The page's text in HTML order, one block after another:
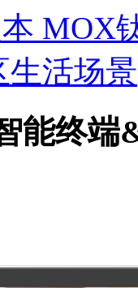
MOX
生活场景
能终端